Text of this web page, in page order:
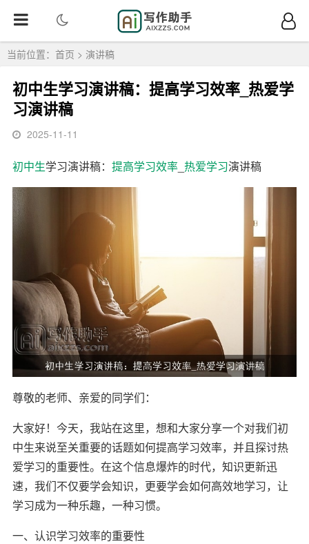
当前位置： 首页 > 演讲稿
初中生学习演讲稿：提高学习效率_热爱学
习演讲稿
2025-11-11
初中生学习演讲稿： 提高学习效率_ 热爱学习演讲稿
尊敬的老师、亲爱的同学们：
大家好！今天，我站在这里，想和大家分享一个对我们初
中生来说至关重要的话题如何提高学习效率，并且探讨热
爱学习的重要性。在这个信息爆炸的时代，知识更新迅
速，我们不仅要学会知识，更要学会如何高效地学习，让
学习成为一种乐趣，一种习惯。
一、认识学习效率的重要性